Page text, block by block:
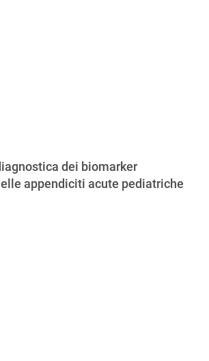
dei biomarker
appendiciti acute pediatriche